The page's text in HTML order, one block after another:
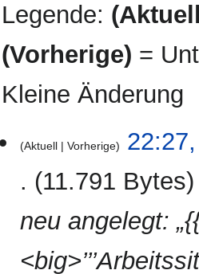
Legende:
(Vorherige) =
Kleine Änderung
September
Aktuell Vorherige
11.791 Bytes
neu angelegt: